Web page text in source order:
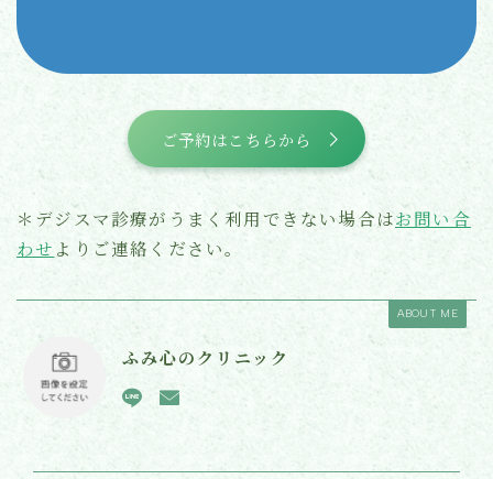
ご予約はこちらから
＊デジスマ診療がうまく利用できない場合はお問い合
わせ よりご連絡ください。
ABOUT ME
ふみ心のクリニック